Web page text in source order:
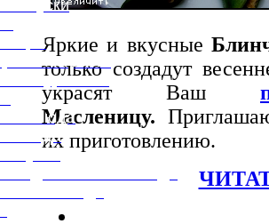
закуски
хитрости
гурманам
блюда
блюда
Яркие и вкусные
только создадут
украсят Ваш
Масленицу.
их приготовлению.